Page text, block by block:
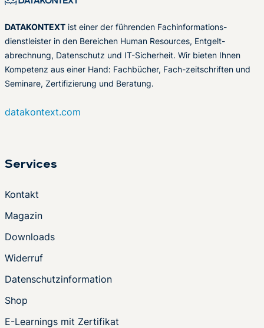
DATAKONTEXT ist einer der führenden Fachinformations-
dienstleister in den Bereichen Human Resources, Entgelt-
abrechnung, Datenschutz und IT-Sicherheit. Wir bieten Ihnen
Kompetenz aus einer Hand: Fachbücher, Fach-zeitschriften und
Seminare, Zertifizierung und Beratung.
datakontext.com
Services
Kontakt
Magazin
Downloads
Widerruf
Datenschutzinformation
Shop
E-Learnings mit Zertifikat